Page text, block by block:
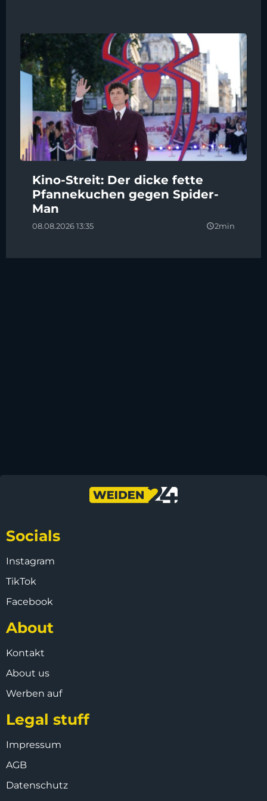
Kino-Streit: Der dicke fette
Pfannekuchen gegen Spider-
Man
08.08.2026 13:35 query_builder2min
Socials
Instagram
TikTok
Facebook
About
Kontakt
About us
Werben auf
Legal stuff
Impressum
AGB
Datenschutz